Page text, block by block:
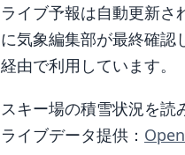
ライブ予報は自動更新さ
に気象編集部が最終確
経由で利用しています。
スキー場の積雪状況を読
ライブデータ提供：